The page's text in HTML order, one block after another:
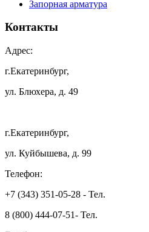
Запорная арматура
Контакты
Адрес:
г.Екатеринбург,
ул. Блюхера, д. 49
г.Екатеринбург,
ул. Куйбышева, д. 99
Телефон:
+7 (343) 351-05-28 - Тел.
8 (800) 444-07-51- Тел.